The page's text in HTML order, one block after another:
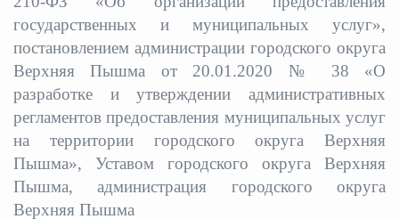
государственных и муниципальных услуг»,
постановлением администрации городского округа
Верхняя Пышма от 20.01.2020 № 38 «О
разработке и утверждении административных
регламентов предоставления муниципальных услуг
на территории городского округа Верхняя
Пышма», Уставом городского округа Верхняя
Пышма, администрация городского округа
Верхняя Пышма